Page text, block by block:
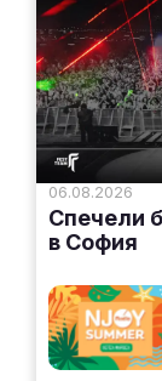
06.08.2026
Спечели
в София